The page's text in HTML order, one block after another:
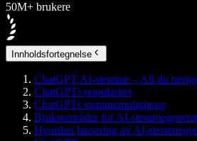
50M+ brukere
Innholdsfortegnelse
ChatGPT AI-stemme – Alt du
ChatGPTs popularitet
ChatGPTs stemmemuligheter
Bruksområder for AI-
Hvordan lansering av AI-